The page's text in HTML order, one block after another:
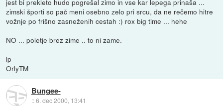
zimski športi so pač meni osebno zelo pri srcu, da ne rečemo hitre
vožnje po frišno zasneženih cestah :) rox big time ... hehe
NO ... poletje brez zime .. to ni zame.
lp
OrlyTM
Bungee-
::6. dec 2000, 13:41